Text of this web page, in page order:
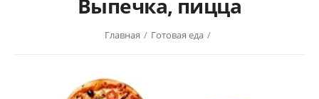
Выпечка, пицца
Главная / Готовая еда /